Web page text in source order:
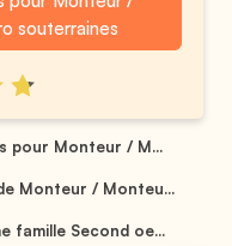
souterraines
pour Monteur / M...
Monteur / Monteu...
famille Second oe...